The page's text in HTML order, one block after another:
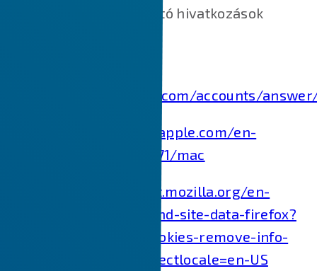
dokumentumokra mutató hivatkozások
https://support.google.com/accounts/
https://support.apple.com/en-
in/guide/safari/sfri11471/mac
https://support.mozilla.org/en-
US/kb/clear-cookies-and-site-data-firefox?
redirectslug=delete-cookies-remove-info-
websites-stored&redirectlocale=en-US